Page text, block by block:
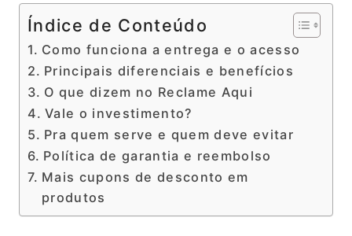
Índice de Conteúdo
Como funciona a entrega e o acesso
Principais diferenciais e benefícios
O que dizem no Reclame Aqui
Vale o investimento?
Pra quem serve e quem deve evitar
Política de garantia e reembolso
Mais cupons de desconto em
produtos